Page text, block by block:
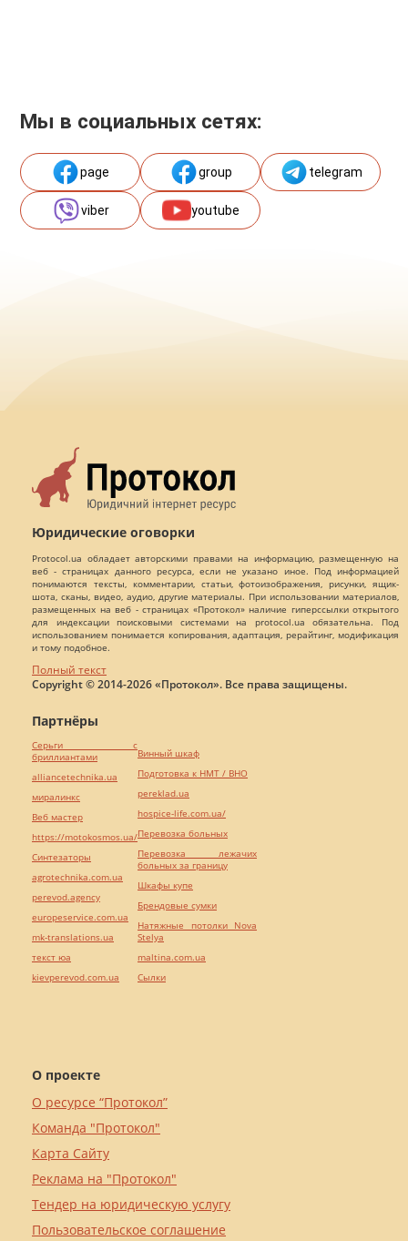
Мы в социальных сетях:
page group telegram
viber youtube
Юридические оговорки
Protocol.ua обладает авторскими правами на информацию, размещенную на
веб - страницах данного ресурса, если не указано иное. Под информацией
понимаются тексты, комментарии, статьи, фотоизображения, рисунки, ящик-
шота, сканы, видео, аудио, другие материалы. При использовании материалов,
размещенных на веб - страницах «Протокол» наличие гиперссылки открытого
для индексации поисковыми системами на protocol.ua обязательна. Под
использованием понимается копирования, адаптация, рерайтинг, модификация
и тому подобное.
Полный текст
Copyright © 2014-2026 «Протокол». Все права защищены.
О проекте
О ресурсе “Протокол”
Команда "Протокол"
Карта Сайту
Реклама на "Протокол"
Тендер на юридическую услугу
Пользовательское соглашение
Партнёры
Серьги с
бриллиантами
alliancetechnika.ua
миралинкс
Веб мастер
https://motokosmos.ua/
Синтезаторы
agrotechnika.com.ua
perevod.agency
europeservice.com.ua
mk-translations.ua
текст юа
kievperevod.com.ua
Винный шкаф
Подготовка к НМТ / ВНО
pereklad.ua
hospice-life.com.ua/
Перевозка больных
Перевозка лежачих
больных за границу
Шкафы купе
Брендовые сумки
Натяжные потолки Nova
Stelya
maltina.com.ua
Cылки